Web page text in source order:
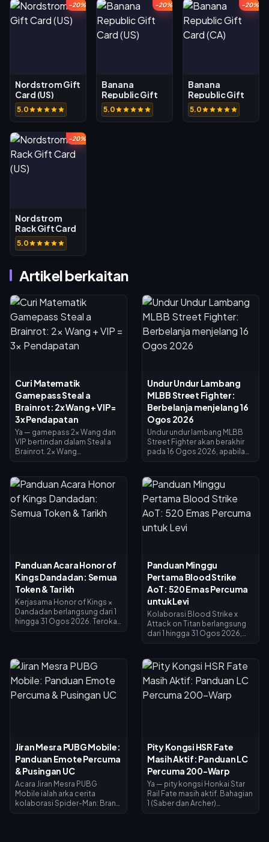
-20%
Nordstrom Gift
Card (US)
5.0
-20%
Banana
Republic Gift
Card (US)
5.0
-20%
Banana
Republic Gift
Card (CA)
5.0
-20%
Nordstrom
Rack Gift Card
(US)
5.0
Artikel berkaitan
Curi Matematik
Gamepass Steal a
Brainrot: 2x Wang + VIP =
3x Pendapatan
Ya — gamepass 2x Wang dan
VIP bertindan dalam Steal a
Brainrot. 2x Wang
menambah ×1.5, dan ia darab
bersama untuk tepat 3x
pendapatan asas — bukan 4x.
2x Wang berharga 119 Robux,
VIP berharga 499 (jumlah 618).
Undur Undur Lambang
MLBB Street Fighter:
Berbelanja menjelang 16
Ogos 2026
Undur undur lambang MLBB
Street Fighter akan berakhir
pada 16 Ogos 2026, apabila
ditutup. Lambang yang tidak
dibelanjakan dijangka luput
bersama acara tersebut, jadi
tebus semuanya sekarang:
skin crossover utama
berharga 1,200 Lambang,
ikuti senarai keutamaan di
bawah, dan gunakan cabutan
harian 25 Diamond untuk
sebarang usaha terakhir.
Panduan Acara Honor of
Kings Dandadan: Semua
Token & Tarikh
Kerjasama Honor of Kings ×
Dandadan berlangsung dari 1
hingga 31 Ogos 2026. Terokai
misi harian untuk Syiling
Reiryoku — mata wang di
disebalik skin Epik Momo
Kebangkitan Kuasa Rohani
Panduan Minggu
Pertama Blood Strike
AoT: 520 Emas Percuma
untuk Levi
Kolaborasi Blood Strike x
Attack on Titan berlangsung
dari 1 hingga 31 Ogos 2026,
Terhad dan Loot Terhad
Bertuah. Pass Splashfest
Strike (15 Julai – 14 Ogos 2026)
memulangkan 520 Emas pada
tahap maksimum — cukup
mengumpul Emas percuma,
menebus kod, dan
merancang masa pemulangan
agar Levi hampir tidak kos
apa-apa kepada anda.
Jiran Mesra PUBG Mobile:
Panduan Emote Percuma
& Pusingan UC
Acara Jiran Mesra PUBG
Mobile ialah arka cerita
kolaborasi Spider-Man: Brand
Pity Kongsi HSR Fate
Masih Aktif: Panduan LC
Percuma 200-Warp
Ya — pity kongsi Honkai Star
Rail Fate masih aktif. Bahagian
1 (Saber dan Archer)